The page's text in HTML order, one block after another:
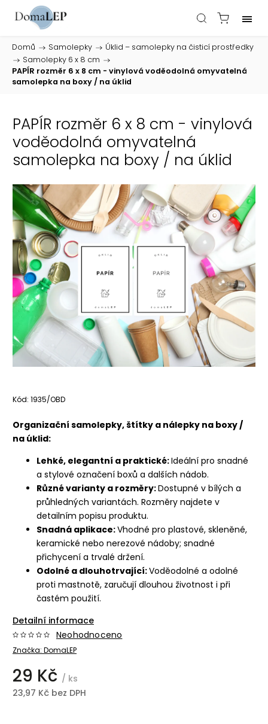
Domů / Samolepky /
Úklid – samolepky na čisticí prostředky
/
Samolepky 6 x 8 cm /
PAPÍR rozměr 6 x 8 cm - vinylová voděodolná omyvatelná
samolepka na boxy / na úklid
PAPÍR rozměr 6 x 8 cm - vinylová
voděodolná omyvatelná
samolepka na boxy / na úklid
Kód: 1935/OBD
Organizační samolepky, štítky a nálepky na boxy /
na úklid:
Lehké, elegantní a praktické:Ideální pro snadné
a stylové označení boxů a dalších nádob.
Různé varianty a rozměry:Dostupné v bílých a
průhledných variantách. Rozměry najdete v
detailním popisu produktu.
Snadná aplikace:Vhodné pro plastové, skleněné,
keramické nebo nerezové nádoby; snadné
přichycení a trvalé držení.
Odolné a dlouhotrvající:Voděodolné a odolné
proti mastnotě, zaručují dlouhou životnost i při
častém použití.
Detailní informace
Značka: DomaLEP
Neohodnoceno
29 Kč / ks
23,97 Kč bez DPH